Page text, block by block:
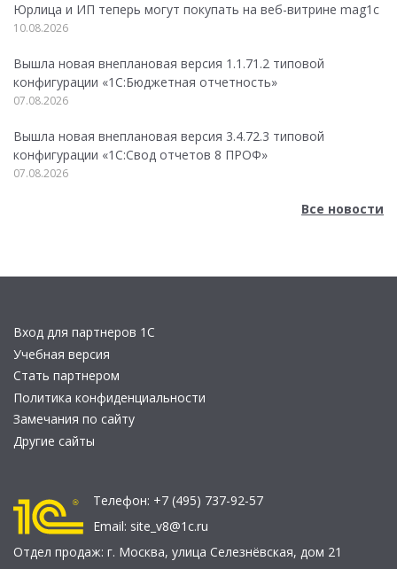
Юрлица и ИП теперь могут покупать на веб-витрине mag1c
10.08.2026
Вышла новая внеплановая версия 1.1.71.2 типовой
конфигурации «1C:Бюджетная отчетность»
07.08.2026
Вышла новая внеплановая версия 3.4.72.3 типовой
конфигурации «1C:Свод отчетов 8 ПРОФ»
07.08.2026
Все новости
Вход для партнеров 1С
Учебная версия
Стать партнером
Политика конфиденциальности
Замечания по сайту
Другие сайты
Телефон: +7 (495) 737-92-57
Email: site_v8@1c.ru
Отдел продаж: г. Москва, улица Селезнёвская, дом 21